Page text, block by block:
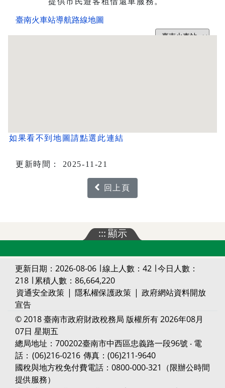
如果看不到地圖請點選此連結
更新時間： 2025-11-21
回上頁
:::顯示
更新日期：2026-08-06 ∣ 線上人數：42 ∣ 今日人數：
218 ∣ 累積人數：86,664,220
資通安全政策 | 隱私權保護政策 | 政府網站資料開放
宣告
© 2018 臺南市政府財政稅務局 版權所有 2026年08月
07日 星期五
總局地址：700202臺南市中西區忠義路一段96號 ‧ 電
話： (06)216-0216 傳真：(06)211-9640
國稅與地方稅免付費電話：0800-000-321（限辦公時間
提供服務）